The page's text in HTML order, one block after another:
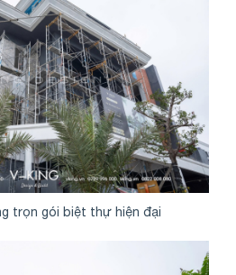
trọn gói biệt thự hiện đại